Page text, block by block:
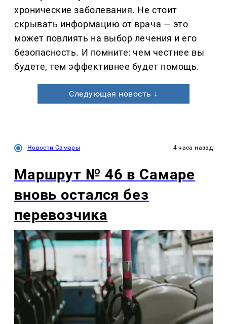
хронические заболевания. Не стоит
скрывать информацию от врача — это
может повлиять на выбор лечения и его
безопасность. И помните: чем честнее вы
будете, тем эффективнее будет помощь.
Следующая новость ↓
Новости Самары 4 часа назад
Маршрут № 46 в Самаре
вновь остался без
перевозчика